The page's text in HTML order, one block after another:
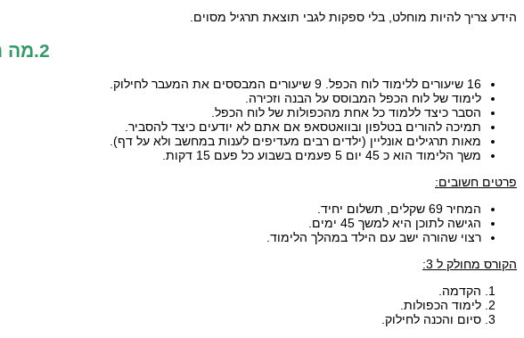
הידע צריך להיות מוחלט, בלי ספקות לגבי תוצאת תרגיל מסוים.
2.מה תקבלו בקורס?
16 שיעורים ללימוד לוח הכפל. 9 שיעורים המבססים את המעבר לחילוק.
לימוד של לוח הכפל המבוסס על הבנה וזכירה.
הסבר כיצד ללמוד כל אחת מהכפולות של לוח הכפל.
תמיכה להורים בטלפון ובוואטסאפ אם אתם לא יודעים כיצד להסביר.
מאות תרגילים אונליין (ילדים רבים מעדיפים לענות במחשב ולא על דף).
משך הלימוד הוא כ 45 יום 5 פעמים בשבוע כל פעם 15 דקות.
פרטים חשובים:
המחיר 69 שקלים, תשלום יחיד.
הגישה לתוכן היא למשך 45 ימים.
רצוי שהורה ישב עם הילד במהלך הלימוד.
הקורס מחולק ל 3:
הקדמה.
לימוד הכפולות.
סיום והכנה לחילוק.